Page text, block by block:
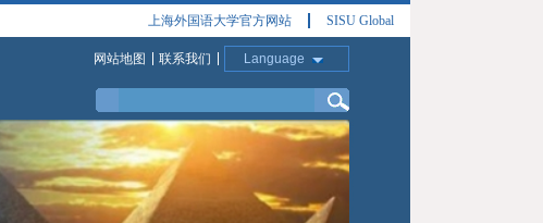
上海外国语大学官方网站 SISU Global
网站地图 联系我们 Language